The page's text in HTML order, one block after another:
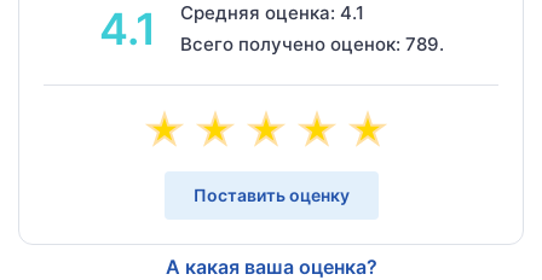
4.1
Средняя оценка: 4.1
Всего получено оценок: 789.
Поставить оценку
А какая ваша оценка?